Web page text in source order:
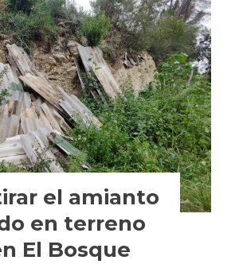
el amianto
en terreno
El Bosque